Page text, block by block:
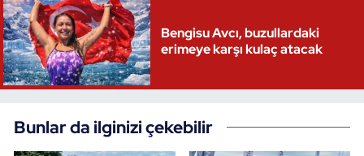
Bengisu Avcı, buzullardaki
erimeye karşı kulaç atacak
Bunlar da ilginizi çekebilir